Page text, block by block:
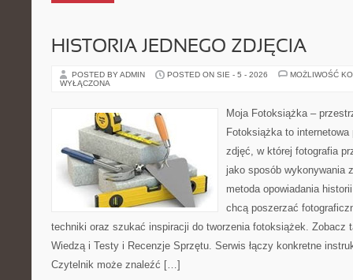
HISTORIA JEDNEGO ZDJĘCIA
POSTED BY ADMIN POSTED ON SIE - 5 - 2026
MOŻLIWOŚĆ
WYŁĄCZONA
Moja Fotoksiążka –
Fotoksiążka to internetowa
zdjęć, w której fotografia
jako sposób wykonywania
metoda opowiadania
chcą poszerzać
techniki oraz szukać inspiracji do tworzenia fotoksiążek. Zobacz
Wiedzą i Testy i Recenzje Sprzętu. Serwis łączy konkretne
Czytelnik może znaleźć […]